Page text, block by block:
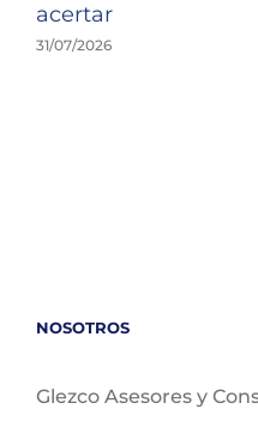
acertar
31/07/2026
NOSOTROS
Glezco Asesores y